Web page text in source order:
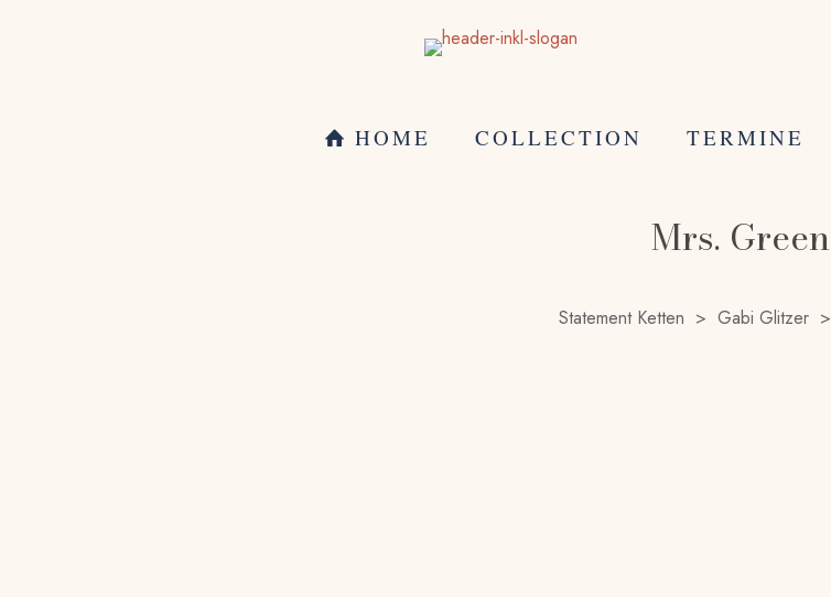
HOME COLLECTION TERMINE
Mrs. Green
Statement Ketten > Gabi Glitzer >